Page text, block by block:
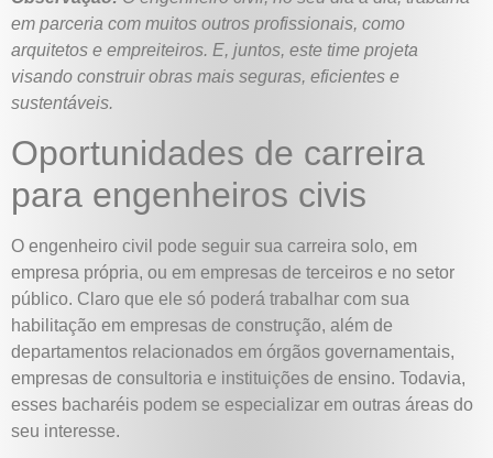
em parceria com muitos outros profissionais, como
arquitetos e empreiteiros. E, juntos, este time projeta
visando construir obras mais seguras, eficientes e
sustentáveis.
Oportunidades de carreira
para engenheiros civis
O engenheiro civil pode seguir sua carreira solo, em
empresa própria, ou em empresas de terceiros e no setor
público. Claro que ele só poderá trabalhar com sua
habilitação em empresas de construção, além de
departamentos relacionados em órgãos governamentais,
empresas de consultoria e instituições de ensino. Todavia,
esses bacharéis podem se especializar em outras áreas do
seu interesse.